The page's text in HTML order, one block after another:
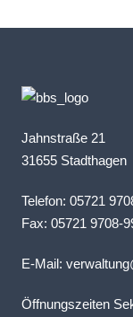
Jahnstraße 21
31655 Stadthagen
Telefon: 05721
Fax: 05721 9708-
E-Mail:
Öffnungszeiten